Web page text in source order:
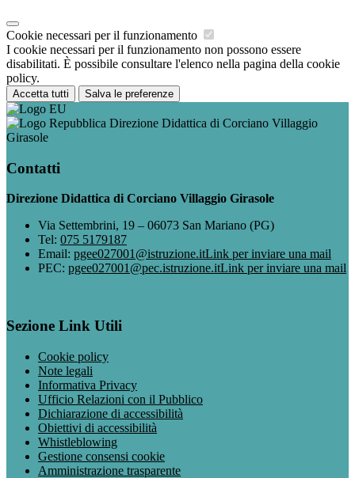
Cookie necessari per il funzionamento
I cookie necessari per il funzionamento non possono essere
disabilitati. È possibile consultare l'elenco nella pagina della cookie
policy.
Accetta tutti Salva le preferenze
Direzione Didattica di Corciano Villaggio
Girasole
Contatti
Direzione Didattica di Corciano Villaggio Girasole
Via Settembrini, 19 – 06073 San Mariano (PG)
Tel: 075 5179187
Email: pgee027001@istruzione.itLink per inviare una mail
PEC: pgee027001@pec.istruzione.itLink per inviare una mail
Sezione Link Utili
Cookie policy
Note legali
Informativa Privacy
Ufficio Relazioni con il Pubblico
Dichiarazione di accessibilità
Obiettivi di accessibilità
Whistleblowing
Gestione consensi cookie
Amministrazione trasparente